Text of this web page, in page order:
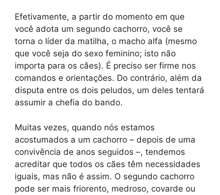
Efetivamente, a partir do momento em que
você adota um segundo cachorro, você se
torna o líder da matilha, o macho alfa (mesmo
que você seja do sexo feminino; isto não
importa para os cães). É preciso ser firme nos
comandos e orientações. Do contrário, além da
disputa entre os dois peludos, um deles tentará
assumir a chefia do bando.
Muitas vezes, quando nós estamos
acostumados a um cachorro – depois de uma
convivência de anos seguidos –, tendemos
acreditar que todos os cães têm necessidades
iguais, mas não é assim. O segundo cachorro
pode ser mais friorento, medroso, covarde ou